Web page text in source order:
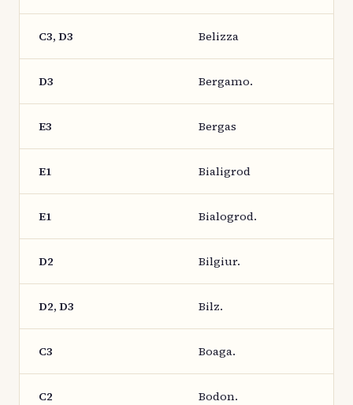
C3, D3 Belizza
D3 Bergamo.
E3 Bergas
E1 Bialigrod
E1 Bialogrod.
D2 Bilgiur.
D2, D3 Bilz.
C3 Boaga.
C2 Bodon.